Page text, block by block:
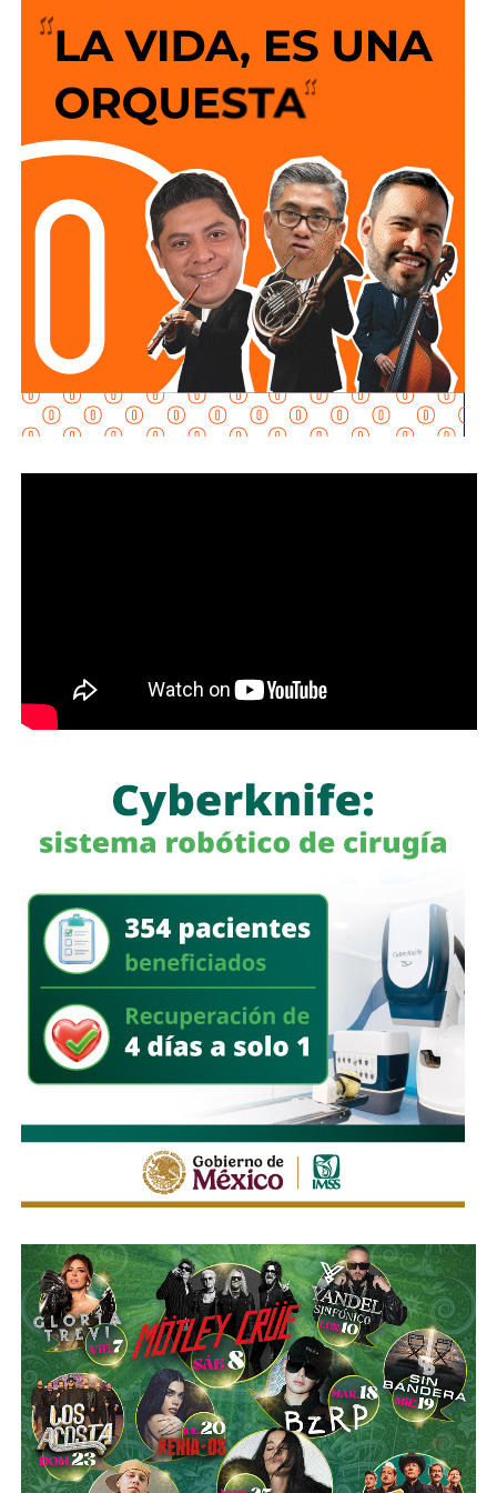
siempre es que el peatón suba y baje 200 escalones
de horribles estructuras de hierroo que los autos
sigan a 100 km/h sobre un puente o paso a desnivel.
No soy un experto en ingeniería urbana, por lo que no
pretendo entrar en detalles técnicos de si está bien o mal
hecho, por eso me centro en losdebates que quieren
forzar las páginas de Facebookque se llaman medios
de prensa.
Pocas veces he visto medios cuestionar la constante
construcción de estructura cochista que lejos de mejorar la
movilidad, como dicen los boletines oficiales, tienden
solamente a
favorecer la velocidad
¿Quién se acuerda de los peatones? ¿Quién piensa
en el que quiere cruzar la calle sin tener que subirse
para avisarle a los conductores que había una barda
en medio de la calle, pero la mayoría de los que piden la
señal con el aviso son los mismos que, a propósito, no
ser cortés con los peatones que intentan
Señales faltan más, como una que indique para qué o
realidad nadie lo sabe a ciencia cierta, otras en toda la
ciudad, lasque avisen que la ciclovía no es para que se
estacionen autos de los negocios de Carranza o
Himno Nacional.
La Avenida Chapultepec tiene varias señales que indican
que ellímite de velocidad es de 50 km/h, algunas casi
borradas -ahí te encargo, Ayuntamiento- pero en los
videos que circularon de autos voladores,en ninguno de
los casos, la velocidad del vehículo estaba por debajo
del límite permitido
.
Sí hubo un fallo grande por parte de lasautoridades
viales municipales que no anunciaron a tiempo el tope